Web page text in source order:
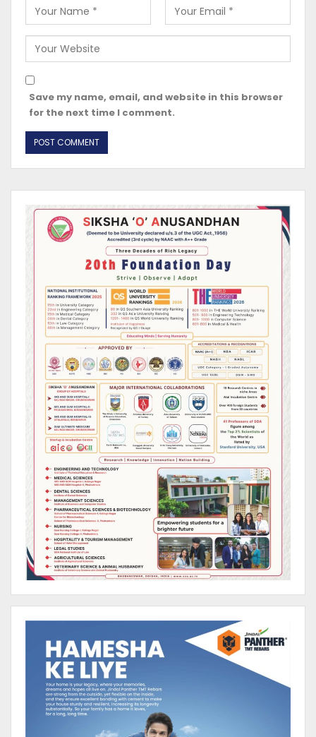
Save my name, email, and website in this browser
for the next time I comment.